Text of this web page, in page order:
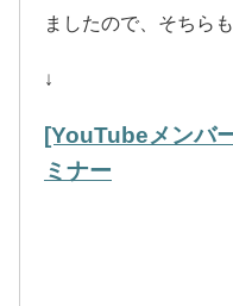
ましたので、そちら
↓
[YouTubeメンバ
ミナー